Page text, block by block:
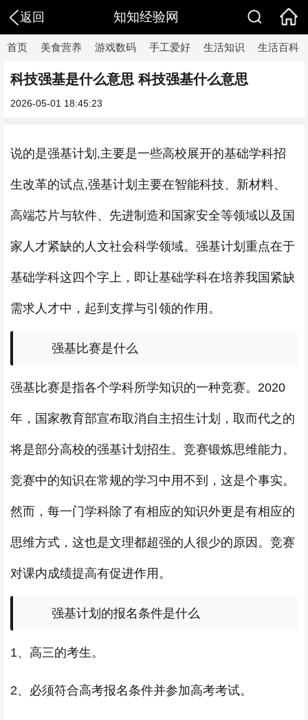
返回 知知经验网
首页 美食营养 游戏数码 手工爱好 生活知识 生活百科
科技强基是什么意思 科技强基什么意思
2026-05-01 18:45:23
说的是强基计划,主要是一些高校展开的基础学科招
生改革的试点,强基计划主要在智能科技、新材料、
高端芯片与软件、先进制造和国家安全等领域以及国
家人才紧缺的人文社会科学领域。强基计划重点在于
基础学科这四个字上，即让基础学科在培养我国紧缺
需求人才中，起到支撑与引领的作用。
强基比赛是什么
强基比赛是指各个学科所学知识的一种竞赛。2020
年，国家教育部宣布取消自主招生计划，取而代之的
将是部分高校的强基计划招生。竞赛锻炼思维能力。
竞赛中的知识在常规的学习中用不到，这是个事实。
然而，每一门学科除了有相应的知识外更是有相应的
思维方式，这也是文理都超强的人很少的原因。竞赛
对课内成绩提高有促进作用。
强基计划的报名条件是什么
1、高三的考生。
2、必须符合高考报名条件并参加高考考试。